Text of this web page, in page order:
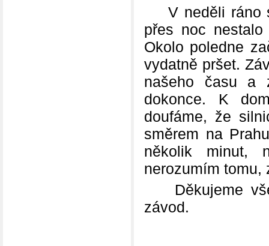
V neděli ráno s
přes noc
Okolo poledne
vydatně pršet.
našeho času a
dokonce. K
doufáme, že
směrem na
několik minut,
nerozumím tomu,
Děkujeme
závod.